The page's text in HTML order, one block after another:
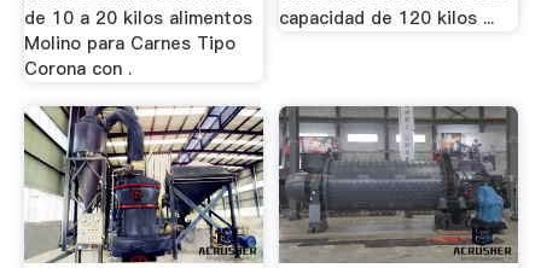
de 10 a 20 kilos alimentos
Molino para Carnes Tipo
Corona con .
capacidad de 120 kilos ...